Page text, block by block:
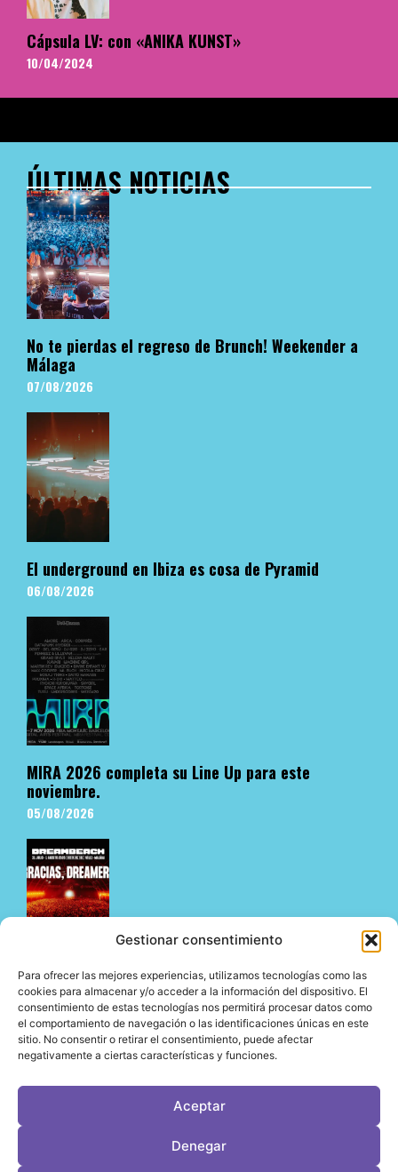
Gestionar consentimiento
Para ofrecer las mejores experiencias, utilizamos tecnologías como las
cookies para almacenar y/o acceder a la información del dispositivo. El
consentimiento de estas tecnologías nos permitirá procesar datos como
el comportamiento de navegación o las identificaciones únicas en este
sitio. No consentir o retirar el consentimiento, puede afectar
negativamente a ciertas características y funciones.
Aceptar
Denegar
Cápsula LV: con «ANIKA KUNST»
10/04/2024
ÚLTIMAS NOTICIAS
No te pierdas el regreso de Brunch! Weekender a
Málaga
07/08/2026
El underground en Ibiza es cosa de Pyramid
06/08/2026
MIRA 2026 completa su Line Up para este
noviembre.
05/08/2026
Dreambeach no defrauda en su estreno en Vélez-
Málaga y abre su nueva etapa en la Costa del Sol
05/08/2026
Desarrollo web por OrigenDigitalContacto: info@leviragetv